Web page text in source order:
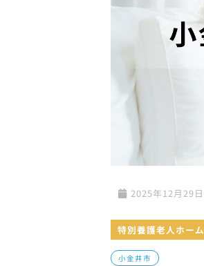
2025年12月29日
特別養護老人ホーム
小金井市